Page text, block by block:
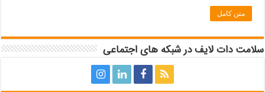
متن کامل
سلامت دات لایف در شبکه های اجتماعی